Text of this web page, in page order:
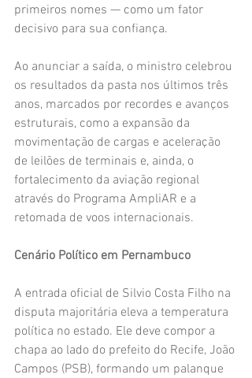
primeiros nomes — como um fator
decisivo para sua confiança.
Ao anunciar a saída, o ministro celebrou
os resultados da pasta nos últimos três
anos, marcados por recordes e avanços
estruturais, como a expansão da
movimentação de cargas e aceleração
de leilões de terminais e, ainda, o
fortalecimento da aviação regional
através do Programa AmpliAR e a
retomada de voos internacionais.
Cenário Político em Pernambuco
A entrada oficial de Silvio Costa Filho na
disputa majoritária eleva a temperatura
política no estado. Ele deve compor a
chapa ao lado do prefeito do Recife, João
Campos (PSB), formando um palanque